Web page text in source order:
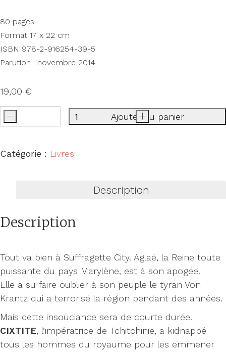
80 pages
Format 17 x 22 cm
ISBN 978-2-916254-39-5
Parution : novembre 2014
19,00 €
quantité
Cixtite
- +
Ajouter au panier
Catégorie : Livres
Description
Description
Tout va bien à Suffragette City. Aglaé, la Reine toute
puissante du pays Marylène, est à son apogée.
Elle a su faire oublier à son peuple le tyran Von
Krantz qui a terrorisé la région pendant des années.
Mais cette insouciance sera de courte durée.
CIXTITE, l’impératrice de Tchitchinie, a kidnappé
tous les hommes du royaume pour les emmener